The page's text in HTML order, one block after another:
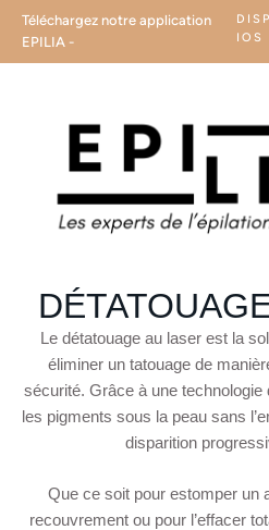
Téléchargez notre application
EPILIA -
IOS
Le détatouage au laser est la
éliminer un tatouage de
sécurité. Grâce à une
les pigments sous la peau sans
disparition
Que ce soit pour estomper un
recouvrement ou pour l’effacer